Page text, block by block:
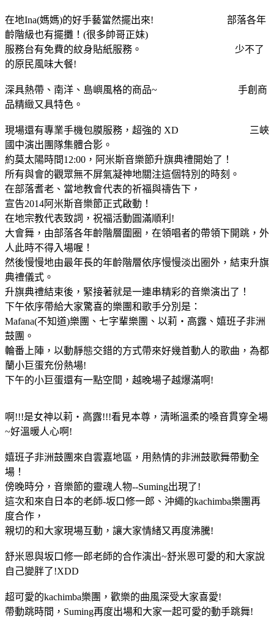
在地Ina(媽媽)的好手藝當然擺出來! 部落各年
齡階級也有擺攤！(很多帥哥正妹)
服務台有免費的紋身貼紙服務。 少不了
的原民風味大餐!
深具熱帶、南洋、島嶼風格的商品~ 手創商
品精緻又具特色。
現場還有專業手機包膜服務，超強的 XD 三峽
國中演出團隊集體合影。
約莫太陽時間12:00，阿米斯音樂節升旗典禮開始了！
所有與會的觀眾無不屏氣凝神地關注這個特別的時刻。
在部落耆老、當地教會代表的祈福與禱告下，
宣告2014阿米斯音樂節正式啟動！
在地宗教代表致詞，祝福活動圓滿順利!
大會舞，由部落各年齡階層圍圈，在領唱者的帶領下開跳，外
人此時不得入場喔！
然後慢慢地由最年長的年齡階層依序慢慢淡出圈外，結束升旗
典禮儀式。
升旗典禮結束後，緊接著就是一連串精彩的音樂演出了！
下午依序帶給大家驚喜的樂團和歌手分別是：
Mafana(不知道)樂團、七字輩樂團、以莉‧高露、嬉班子非洲
鼓團。
輪番上陣，以動靜態交錯的方式帶來好幾首動人的歌曲，為都
蘭小巨蛋充份熱場!
下午的小巨蛋還有一點空間，越晚場子越爆滿啊!
啊!!!是女神以莉‧高露!!!看見本尊，清晰溫柔的嗓音貫穿全場
~好溫暖人心啊!
嬉班子非洲鼓團來自雲嘉地區，用熱情的非洲鼓歌舞帶動全
場！
傍晚時分，音樂節的靈魂人物--Suming出現了!
這次和來自日本的老師-坂口修一郎、沖繩的kachimba樂團再
度合作，
親切的和大家現場互動，讓大家情緒又再度沸騰!
舒米恩與坂口修一郎老師的合作演出~舒米恩可愛的和大家說
自己變胖了!XDD
超可愛的kachimba樂團，歡樂的曲風深受大家喜愛!
帶動跳時間，Suming再度出場和大家一起可愛的動手跳舞!